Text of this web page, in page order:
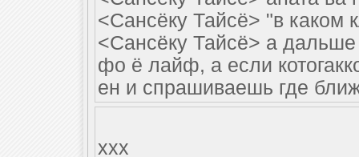
<Сансёку Тайсё> "в каком
<Сансёку Тайсё> а дальше
фо ё лайф, а если
ен и спрашиваешь где
xxx